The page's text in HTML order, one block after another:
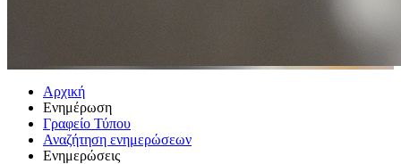
Αρχική
Ενημέρωση
Γραφείο Τύπου
Αναζήτηση ενημερώσεων
Ενημερώσεις